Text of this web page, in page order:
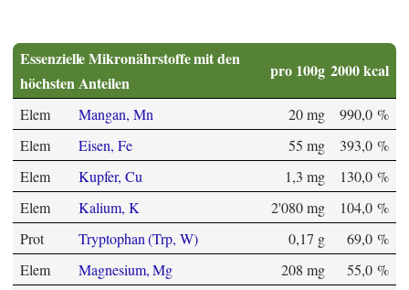
Essenzielle Mikronährstoffe mit den
höchsten Anteilen
pro 100g 2000 kcal
Elem Mangan, Mn 20 mg
990,0 %
Elem
Eisen, Fe 55 mg
393,0 %
Elem
Kupfer, Cu 1,3 mg
130,0 %
Elem
Kalium, K 2'080 mg
104,0 %
Prot
Tryptophan (Trp, W) 0,17 g
69,0 %
Elem
Magnesium, Mg 208 mg
55,0 %